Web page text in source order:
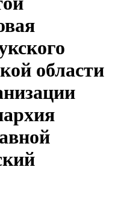
области